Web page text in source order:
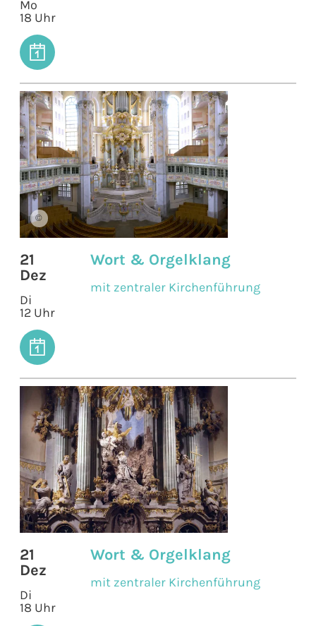
Mo
18 Uhr
©
21
Dez
Di
12 Uhr
Wort & Orgelklang
mit zentraler Kirchenführung
21
Dez
Di
18 Uhr
Wort & Orgelklang
mit zentraler Kirchenführung